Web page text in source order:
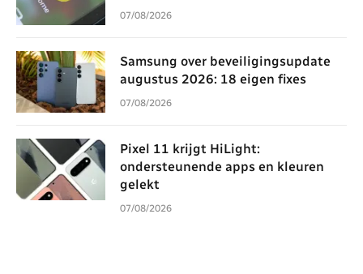
07/08/2026
Samsung over beveiligingsupdate
augustus 2026: 18 eigen fixes
07/08/2026
Pixel 11 krijgt HiLight:
ondersteunende apps en kleuren
gelekt
07/08/2026